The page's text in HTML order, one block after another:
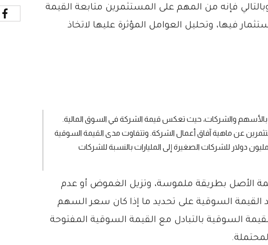
فإنه من المهم على المستثمرين متابعة القيمة
فيها، وتحليل العوامل المؤثرة عليها لاتخاذ
بالأسهم والشركات، حيث تعكس قيمة الشركة في السوق المالية.
عن ماهية آفاق أعمال الشركة. وتتفاوت مدى القيمة السوقية
دولار للشركات الصغيرة إلى المليارات بالنسبة للشركات
الأصل بطريقة ملموسة، وتزيل الغموض أو عدم
القيمة السوقية على تحديد ما إذا كان سعر السهم
السوقية بالتبادل مع القيمة السوقية المفتوحة